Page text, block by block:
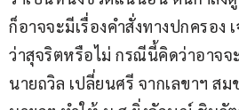
ก็อาจจะมีเรื่องคำสั่งทางปกครอง
ว่าสุจริตหรือไม่ กรณีนี้คิดว่าอาจจ
นายถวิล เปลี่ยนศรี จากเลขาฯ ส